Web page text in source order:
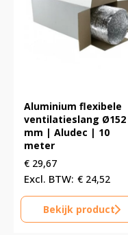
Aluminium flexibele
ventilatieslang Ø152
mm | Aludec | 10
meter
€ 29,67
€ 24,52
Bekijk product